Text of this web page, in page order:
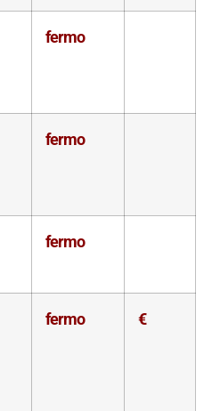
fermo
fermo
fermo
fermo €